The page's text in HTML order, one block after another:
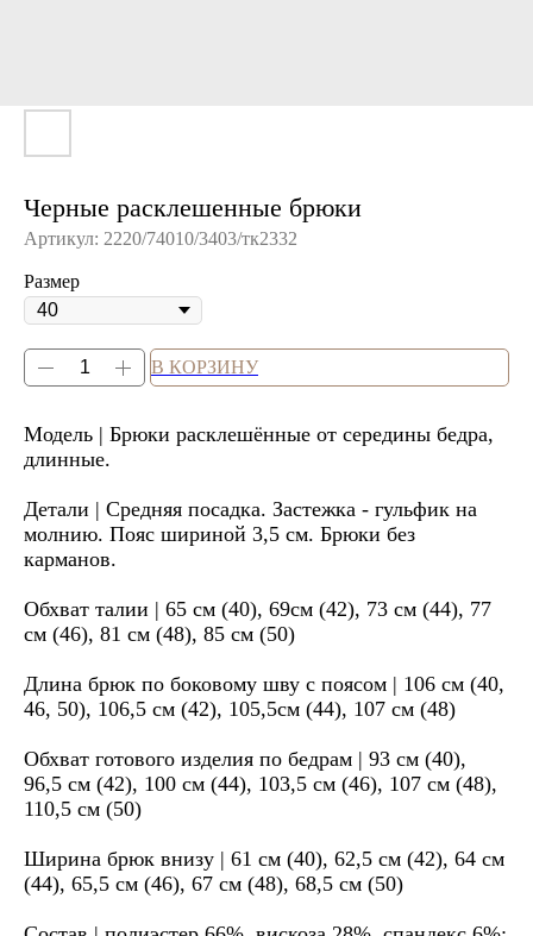
Черные расклешенные брюки
Артикул: 2220/74010/3403/тк2332
Размер
В КОРЗИНУ
Модель | Брюки расклешённые от середины бедра,
длинные.
Детали | Средняя посадка. Застежка - гульфик на
молнию. Пояс шириной 3,5 см. Брюки без
карманов.
Обхват талии | 65 см (40), 69см (42), 73 см (44), 77
см (46), 81 см (48), 85 см (50)
Длина брюк по боковому шву с поясом | 106 см (40,
46, 50), 106,5 см (42), 105,5см (44), 107 см (48)
Обхват готового изделия по бедрам | 93 см (40),
96,5 см (42), 100 см (44), 103,5 см (46), 107 см (48),
110,5 см (50)
Ширина брюк внизу | 61 см (40), 62,5 см (42), 64 см
(44), 65,5 см (46), 67 см (48), 68,5 см (50)